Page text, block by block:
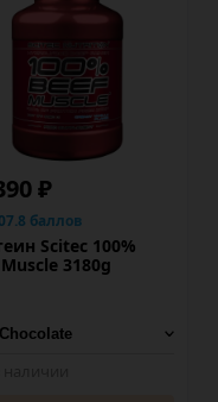
₽
баллов
Scitec 100%
3180g